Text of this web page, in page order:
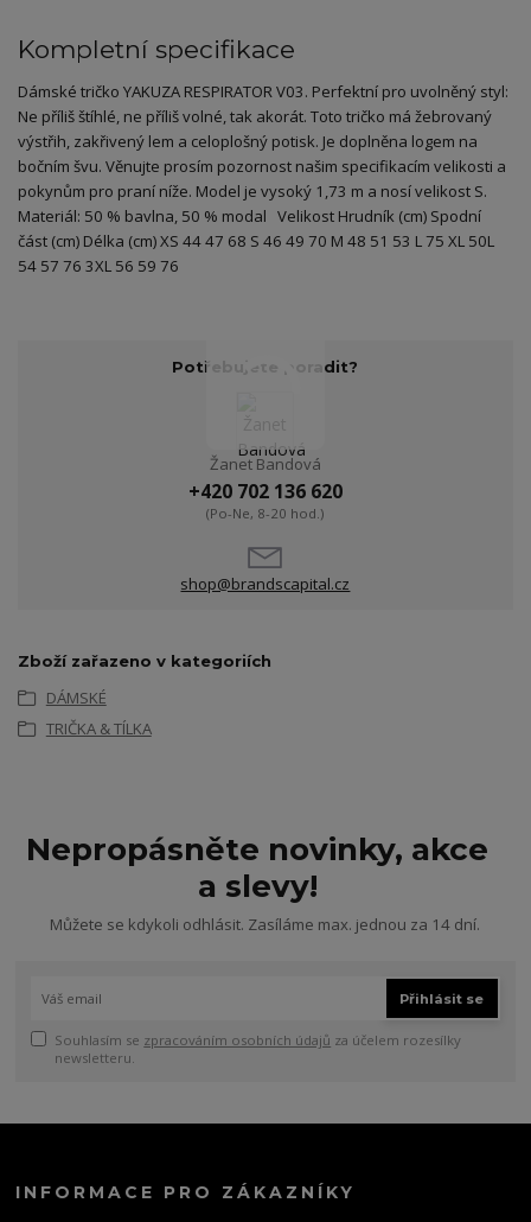
Kompletní specifikace
Dámské tričko YAKUZA RESPIRATOR V03. Perfektní pro uvolněný styl:
Ne příliš štíhlé, ne příliš volné, tak akorát. Toto tričko má žebrovaný
výstřih, zakřivený lem a celoplošný potisk. Je doplněna logem na
bočním švu. Věnujte prosím pozornost našim specifikacím velikosti a
pokynům pro praní níže. Model je vysoký 1,73 m a nosí velikost S.
Materiál: 50 % bavlna, 50 % modal Velikost Hrudník (cm) Spodní
část (cm) Délka (cm) XS 44 47 68 S 46 49 70 M 48 51 53 L 75 XL 50L
54 57 76 3XL 56 59 76
Potřebujete poradit?
Žanet Bandová
+420 702 136 620
(Po-Ne, 8-20 hod.)
shop@brandscapital.cz
Zboží zařazeno v kategoriích
DÁMSKÉ
TRIČKA & TÍLKA
Nepropásněte novinky, akce
a slevy!
Můžete se kdykoli odhlásit. Zasíláme max. jednou za 14 dní.
Přihlásit se
Souhlasím se zpracováním osobních údajů za účelem rozesílky
newsletteru.
INFORMACE PRO ZÁKAZNÍKY